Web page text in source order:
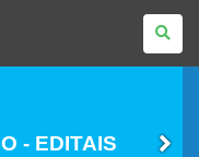
- EDITAIS